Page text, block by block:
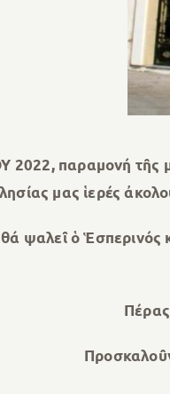
παραμονή τῆς
μας ἱερές
ψαλεῖ ὁ Ἑσπερινός